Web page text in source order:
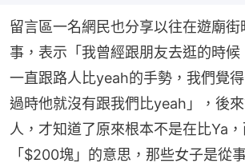
留言區一名網民也分享以往在遊廟
事，表示「我曾經跟朋友去逛的時候
一直跟路人比yeah的手勢，我們覺
過時他就沒有跟我們比yeah」，後
人，才知道了原來根本不是在比Ya
「$200塊」的意思，那些女子是從